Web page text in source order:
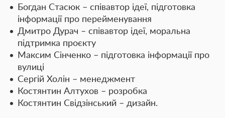
Богдан Стасюк – співавтор ідеї, підготовка
інформації про перейменування
Дмитро Дурач – співавтор ідеї, моральна
підтримка проєкту
Максим Сінченко – підготовка інформації про
вулиці
Сергій Холін – менеджмент
Костянтин Алтухов – розробка
Костянтин Свідзінський – дизайн.